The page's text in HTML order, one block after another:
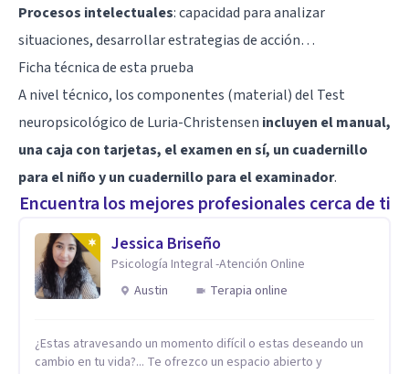
Procesos intelectuales: capacidad para analizar
situaciones, desarrollar estrategias de acción…
Ficha técnica de esta prueba
A nivel técnico, los componentes (material) del Test
neuropsicológico de Luria-Christensen incluyen el manual,
una caja con tarjetas, el examen en sí, un cuadernillo
para el niño y un cuadernillo para el examinador.
Encuentra los mejores profesionales cerca de ti
Jessica Briseño
Psicología Integral -Atención Online
Austin
Terapia online
¿Estas atravesando un momento difícil o estas deseando un
cambio en tu vida?... Te ofrezco un espacio abierto y